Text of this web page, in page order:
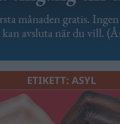
ETIKETT: ASYL